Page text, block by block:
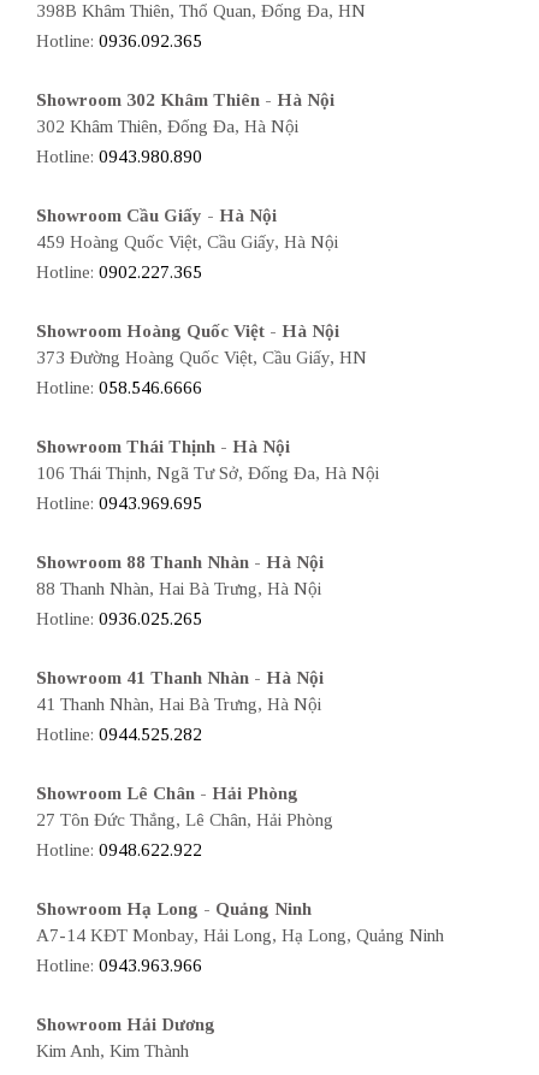
398B Khâm Thiên, Thổ Quan, Đống Đa, HN
Hotline: 0936.092.365
Showroom 302 Khâm Thiên - Hà Nội
302 Khâm Thiên, Đống Đa, Hà Nội
Hotline: 0943.980.890
Showroom Cầu Giấy - Hà Nội
459 Hoàng Quốc Việt, Cầu Giấy, Hà Nội
Hotline: 0902.227.365
Showroom Hoàng Quốc Việt - Hà Nội
373 Đường Hoàng Quốc Việt, Cầu Giấy, HN
Hotline: 058.546.6666
Showroom Thái Thịnh - Hà Nội
106 Thái Thịnh, Ngã Tư Sở, Đống Đa, Hà Nội
Hotline: 0943.969.695
Showroom 88 Thanh Nhàn - Hà Nội
88 Thanh Nhàn, Hai Bà Trưng, Hà Nội
Hotline: 0936.025.265
Showroom 41 Thanh Nhàn - Hà Nội
41 Thanh Nhàn, Hai Bà Trưng, Hà Nội
Hotline: 0944.525.282
Showroom Lê Chân - Hải Phòng
27 Tôn Đức Thắng, Lê Chân, Hải Phòng
Hotline: 0948.622.922
Showroom Hạ Long - Quảng Ninh
A7-14 KĐT Monbay, Hải Long, Hạ Long, Quảng Ninh
Hotline: 0943.963.966
Showroom Hải Dương
Kim Anh, Kim Thành